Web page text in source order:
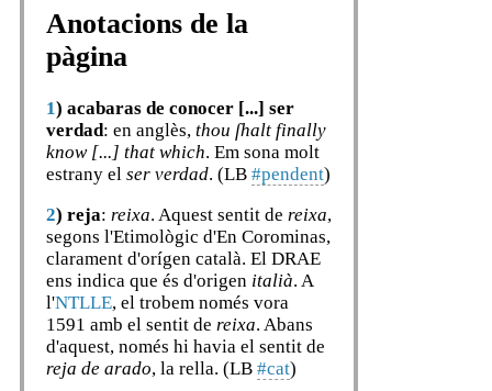
Anotacions de la
pàgina
1) acabaras de conocer [...] ser
verdad: en anglès, thou ſhalt finally
know [...] that which. Em sona molt
estrany el ser verdad. (LB #pendent)
2) reja: reixa. Aquest sentit de reixa,
segons l'Etimològic d'En Corominas,
clarament d'orígen català. El DRAE
ens indica que és d'origen italià. A
l'NTLLE, el trobem només vora
1591 amb el sentit de reixa. Abans
d'aquest, només hi havia el sentit de
reja de arado, la rella. (LB #cat)